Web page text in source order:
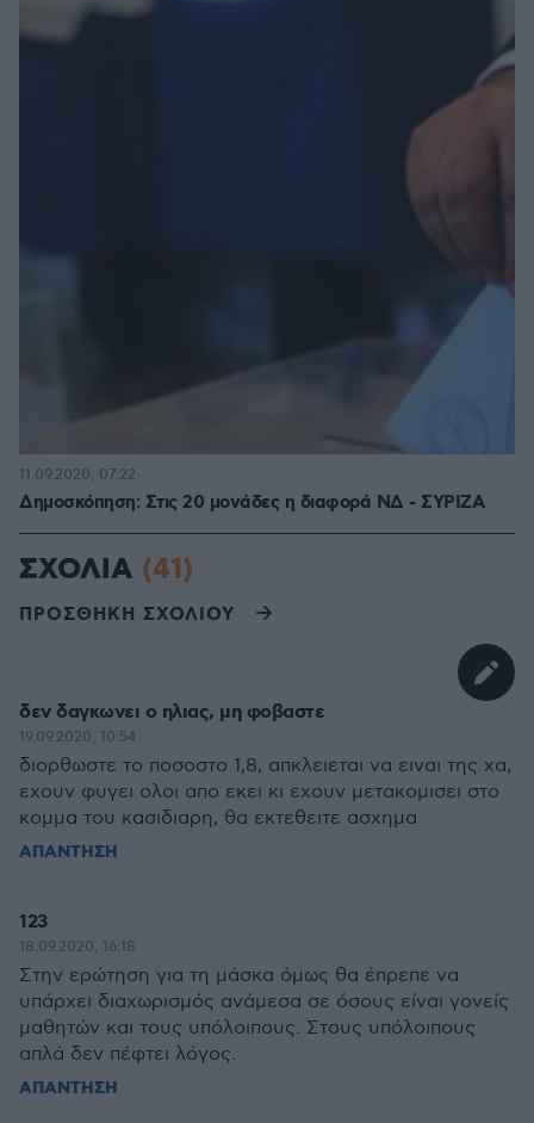
Δημοσκόπηση: Στις 20 μονάδες η διαφορά ΝΔ - ΣΥΡΙΖΑ
11.09.2020, 07:22
ΣΧΟΛΙΑ (41)
ΠΡΟΣΘΗΚΗ ΣΧΟΛΙΟΥ
δεν δαγκωνει ο ηλιας, μη φοβαστε
19.09.2020, 10:54
διορθωστε το ποσοστο 1,8, απκλειεται να ειναι της χα,
εχουν φυγει ολοι απο εκει κι εχουν μετακομισει στο
κομμα του κασιδιαρη, θα εκτεθειτε ασχημα
ΑΠΑΝΤΗΣΗ
123
18.09.2020, 16:18
Στην ερώτηση για τη μάσκα όμως θα έπρεπε να
υπάρχει διαχωρισμός ανάμεσα σε όσους είναι γονείς
μαθητών και τους υπόλοιπους. Στους υπόλοιπους
απλά δεν πέφτει λόγος.
ΑΠΑΝΤΗΣΗ